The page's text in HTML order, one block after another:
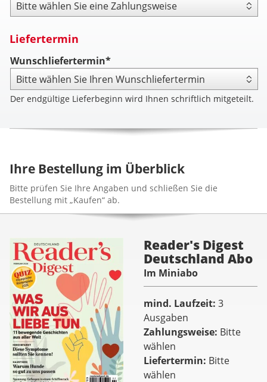
Liefertermin
Wunschliefertermin*
Der endgültige Lieferbeginn wird Ihnen schriftlich mitgeteilt.
Ihre Bestellung im Überblick
Bitte prüfen Sie Ihre Angaben und schließen Sie die
Bestellung mit „Kaufen“ ab.
Reader's Digest
Deutschland Abo
Im Miniabo
mind. Laufzeit 3
Ausgaben
Zahlungsweise Bitte
wählen
Liefertermin Bitte
wählen